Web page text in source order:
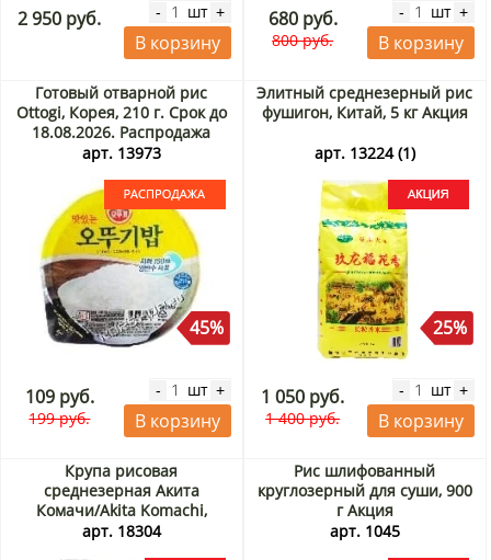
2 950 руб. - шт +
В корзину
680 руб.
800 руб.
- шт +
В корзину
Готовый отварной рис
Ottogi, Корея, 210 г. Срок до
18.08.2026. Распродажа
арт. 13973
45%
109 руб.
199 руб.
- шт +
В корзину
Элитный среднезерный рис
фушигон, Китай, 5 кг Акция
арт. 13224 (1)
25%
1 050 руб.
1 400 руб.
- шт +
В корзину
Крупа рисовая
среднезерная Акита
Комачи/Akita Komachi,
Япония, 2 кг (урожай Ноябрь
арт. 18304
Рис шлифованный
круглозерный для суши, 900
г Акция
арт. 1045